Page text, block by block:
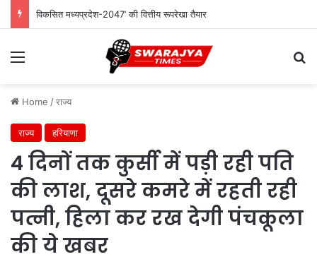
विकसित मध्यप्रदेश-2047’ की वित्तीय रूपरेखा तैयार
Menu
Home /राज्य
राज्य हरियाणा
4 दिनों तक कुर्सी में पड़ी रही पति
की लाश, दूसरे कमरे में रहती रही
पत्नी, हिला कर रख देगी पंचकूला
की ये खबर